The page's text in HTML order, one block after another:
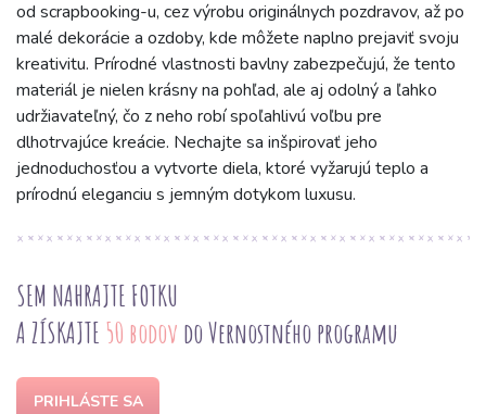
od scrapbooking-u, cez výrobu originálnych pozdravov, až po
malé dekorácie a ozdoby, kde môžete naplno prejaviť svoju
kreativitu. Prírodné vlastnosti bavlny zabezpečujú, že tento
materiál je nielen krásny na pohľad, ale aj odolný a ľahko
udržiavateľný, čo z neho robí spoľahlivú voľbu pre
dlhotrvajúce kreácie. Nechajte sa inšpirovať jeho
jednoduchosťou a vytvorte diela, ktoré vyžarujú teplo a
prírodnú eleganciu s jemným dotykom luxusu.
SEM NAHRAJTE FOTKU
A ZÍSKAJTE 50 bodov do Vernostného programu
PRIHLÁSTE SA